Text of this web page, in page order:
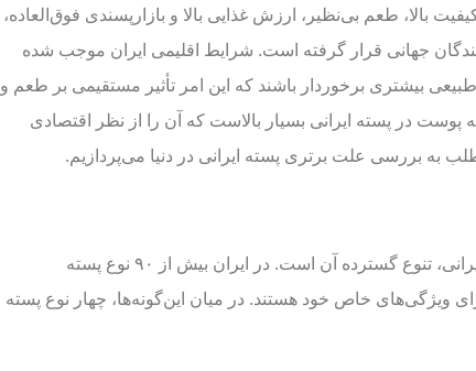
بالا، طعم بی‌نظیر، ارزش غذایی بالا و بازارپسندی فوق‌العاده،
جهانی قرار گرفته است. شرایط اقلیمی ایران موجب شده
بیشتری برخوردار باشند که این امر تأثیر مستقیمی بر طعم و
در پسته ایرانی بسیار بالاست که آن را از نظر اقتصادی
به بررسی علت برتری پسته ایرانی در دنیا می‌پردازیم.
یکی از بزرگ‌ترین مزیت‌های پسته ایرانی، تنوع گسترده آن است. در ایران بیش از ۹۰ نوع پسته
ویژگی‌های خاص خود هستند. در میان این‌گونه‌ها، چهار نوع پسته